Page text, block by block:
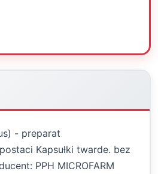
- preparat
Kapsułki twarde. bez
PPH MICROFARM